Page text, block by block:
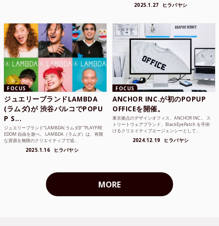
2025.1.27 ヒラバヤシ
FOCUS
ジュエリーブランドLAMBDA
(ラムダ)が 渋谷パルコでPOPU
P S...
ジュエリーブランド“LAMBDA( ラムダ))” “PLAYFRE
EDOM 自由を遊べ。 LAMBDA（ラムダ）は、有限
な資源を無限のクリエイティブで追...
2025.1.16 ヒラバヤシ
FOCUS
ANCHOR INC.が初のPOPUP
OFFICEを開催。
東京拠点のデザインオフィス、ANCHOR INC.。 ス
トリートウェアブランド、BlackEyePatch を手掛
けるクリエイティブエージェンシーとして...
2024.12.19 ヒラバヤシ
MORE